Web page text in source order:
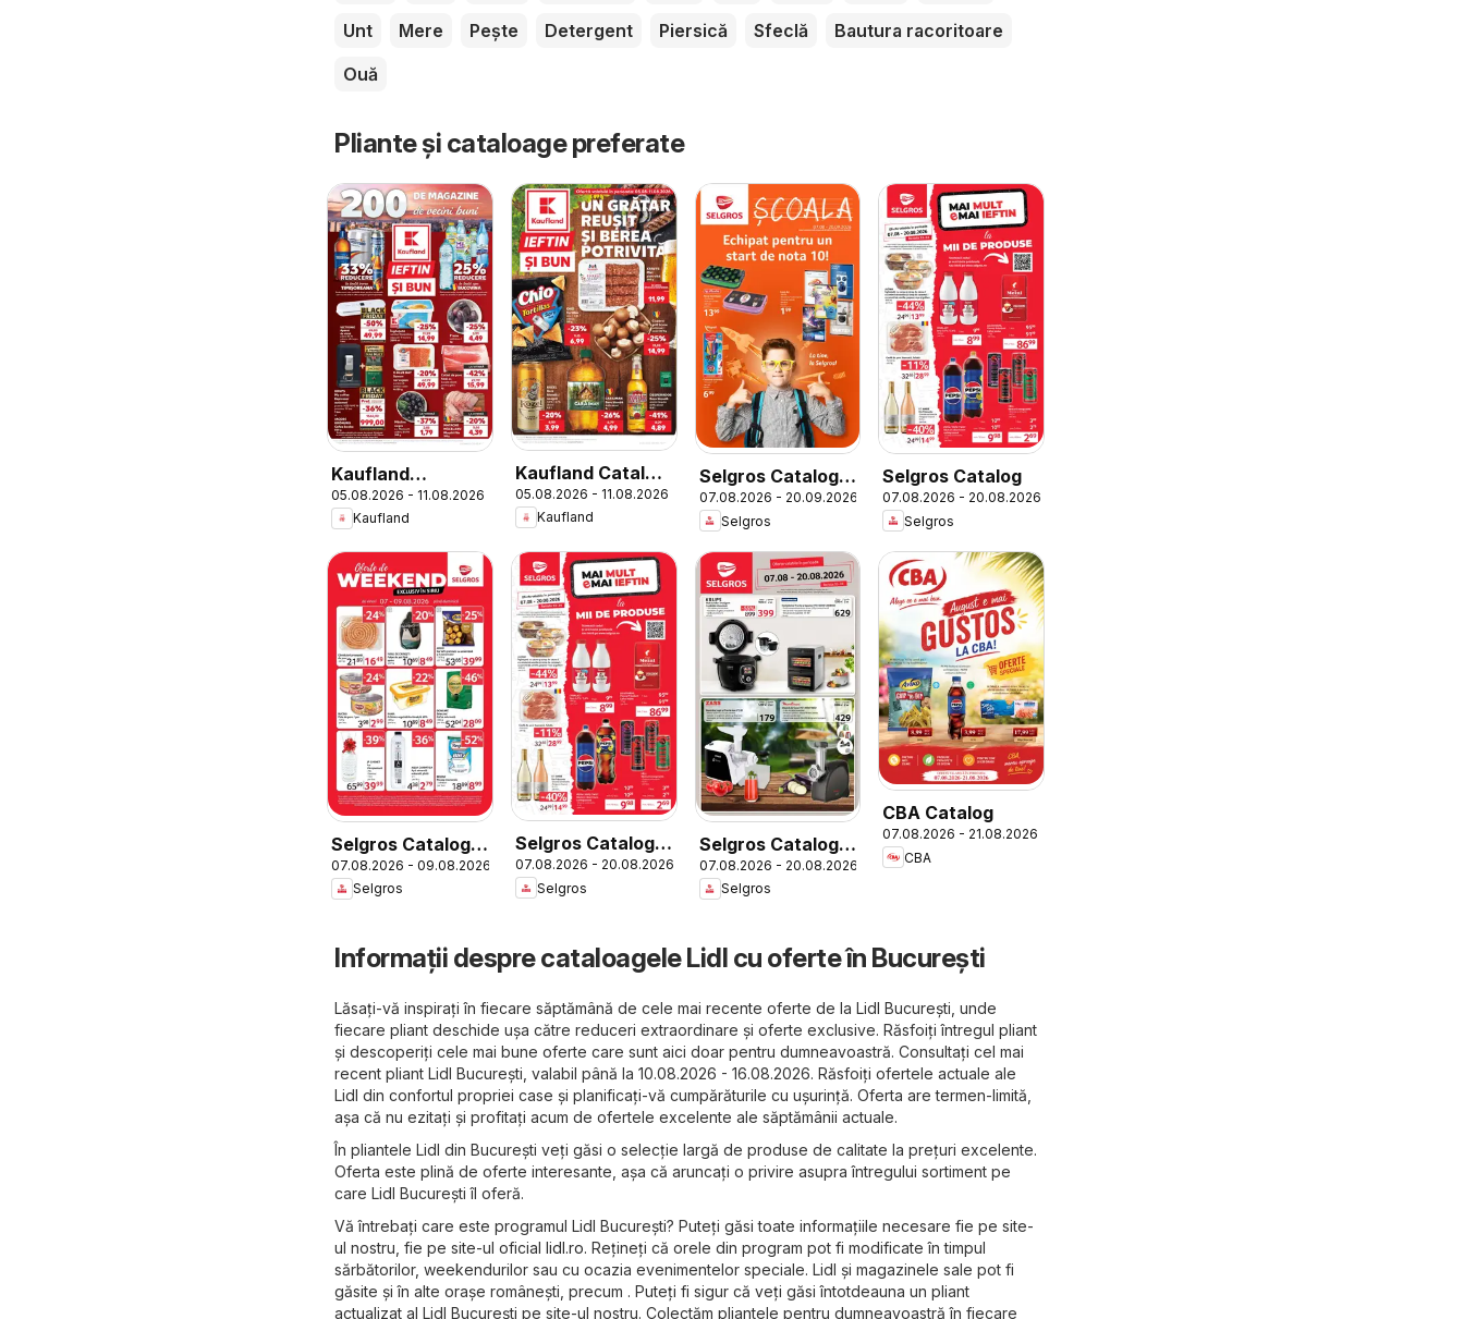
Unt
Mere Pește Detergent Piersică Sfeclă
Bautura racoritoare
Ouă
Pliante și cataloage preferate
Kaufland
Domnesti
05.08.2026 - 11.08.2026
Kaufland
Kaufland Catalog
Tematic
05.08.2026 - 11.08.2026
Kaufland
Selgros Catalog
Şcoala
07.08.2026 - 20.09.2026
Selgros
Selgros Catalog
07.08.2026 - 20.08.2026
Selgros
Selgros Catalog
Oferte de
weekend
07.08.2026 - 09.08.2026
Selgros
Selgros Catalog
Magazine Mici
07.08.2026 - 20.08.2026
Selgros
Selgros Catalog
Nonfood
07.08.2026 - 20.08.2026
Selgros
CBA Catalog
07.08.2026 - 21.08.2026
CBA
Informații despre cataloagele Lidl cu oferte în București
Lăsați-vă inspirați în fiecare săptămână de cele mai recente oferte de la Lidl București, unde
fiecare pliant deschide ușa către reduceri extraordinare și oferte exclusive. Răsfoiți întregul pliant
și descoperiți cele mai bune oferte care sunt aici doar pentru dumneavoastră. Consultați cel mai
recent pliant Lidl București, valabil până la 10.08.2026 - 16.08.2026. Răsfoiți ofertele actuale ale
Lidl din confortul propriei case și planificați-vă cumpărăturile cu ușurință. Oferta are termen-limită,
așa că nu ezitați și profitați acum de ofertele excelente ale săptămânii actuale.
În pliantele Lidl din București veți găsi o selecție largă de produse de calitate la prețuri excelente.
Oferta este plină de oferte interesante, așa că aruncați o privire asupra întregului sortiment pe
care Lidl București îl oferă.
Vă întrebați care este programul Lidl București? Puteți găsi toate informațiile necesare fie pe site-
ul nostru, fie pe site-ul oficial lidl.ro. Rețineți că orele din program pot fi modificate în timpul
sărbătorilor, weekendurilor sau cu ocazia evenimentelor speciale. Lidl și magazinele sale pot fi
găsite și în alte orașe românești, precum . Puteți fi sigur că veți găsi întotdeauna un pliant
actualizat al Lidl București pe site-ul nostru. Colectăm pliantele pentru dumneavoastră în fiecare